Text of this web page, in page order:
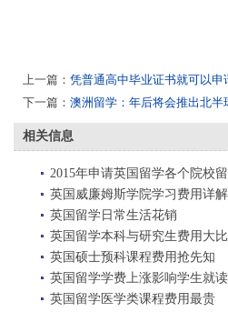
上一篇： 凭普通高中毕业证书就可以申
下一篇： 澳洲留学：年后将会推出北半
相关信息
2015年申请英国留学各个院校
英国威廉姆斯学院学习费用详解
英国留学日常生活花销
英国留学本科与研究生费用大
英国硕士预科课程费用抢先知
英国留学学费上涨影响学生就读
英国留学医学类课程费用最贵